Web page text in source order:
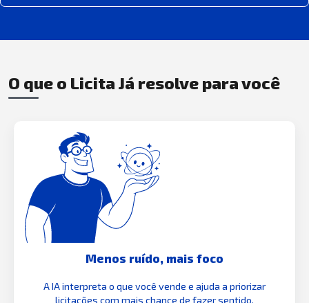
O que o Licita Já resolve para você
Menos ruído, mais foco
A IA interpreta o que você vende e ajuda a priorizar
licitações com mais chance de fazer sentido.